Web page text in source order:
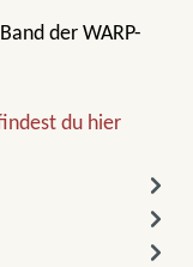
der WARP-
du hier